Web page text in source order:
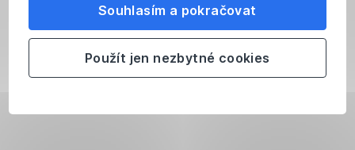
Souhlasím a pokračovat
Použít jen nezbytné cookies